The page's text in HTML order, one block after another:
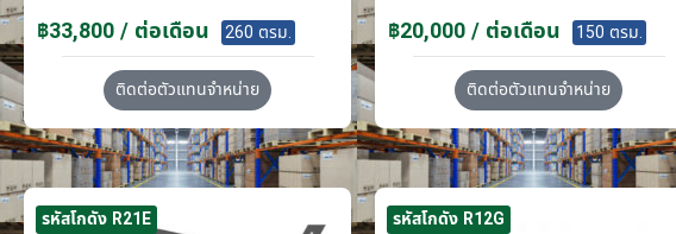
฿33,800 / ต่อเดือน 260 ตรม.
ติดต่อตัวแทนจำหน่าย
฿20,000 / ต่อเดือน 150 ตรม.
ติดต่อตัวแทนจำหน่าย
รหัสโกดัง R21E รหัสโกดัง R12G